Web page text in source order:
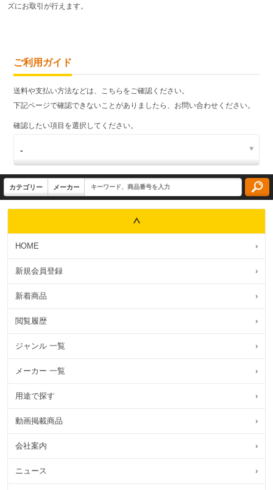
ズにお取引が行えます。
ご利用ガイド
送料や支払い方法などは、こちらをご確認ください。
下記ページで確認できないことがありましたら、お問い合わせください。
確認したい項目を選択してください。
HOME ›
新規会員登録 ›
新着商品 ›
閲覧履歴 ›
ジャンル 一覧 ›
メーカー 一覧 ›
用途で探す ›
動画掲載商品 ›
会社案内 ›
ニュース ›